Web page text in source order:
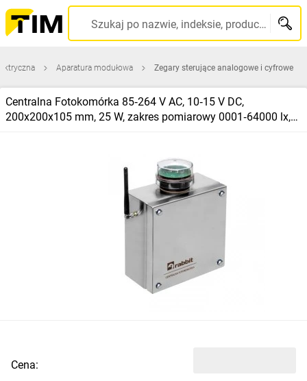
Szukaj po nazwie, indeksie, producencie, kodzie kreskowym...
Aparatura modułowa Zegary sterujące analogowe i cyfrowe
Centralna Fotokomórka 85‑264 V AC, 10‑15 V DC,
200x200x105 mm, 25 W, zakres pomiarowy 0001‑64000 lx,
Cena: